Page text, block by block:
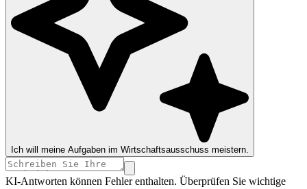
Ich will meine Aufgaben im Wirtschaftsausschuss meistern.
KI-Antworten können Fehler enthalten. Überprüfen Sie wichtige